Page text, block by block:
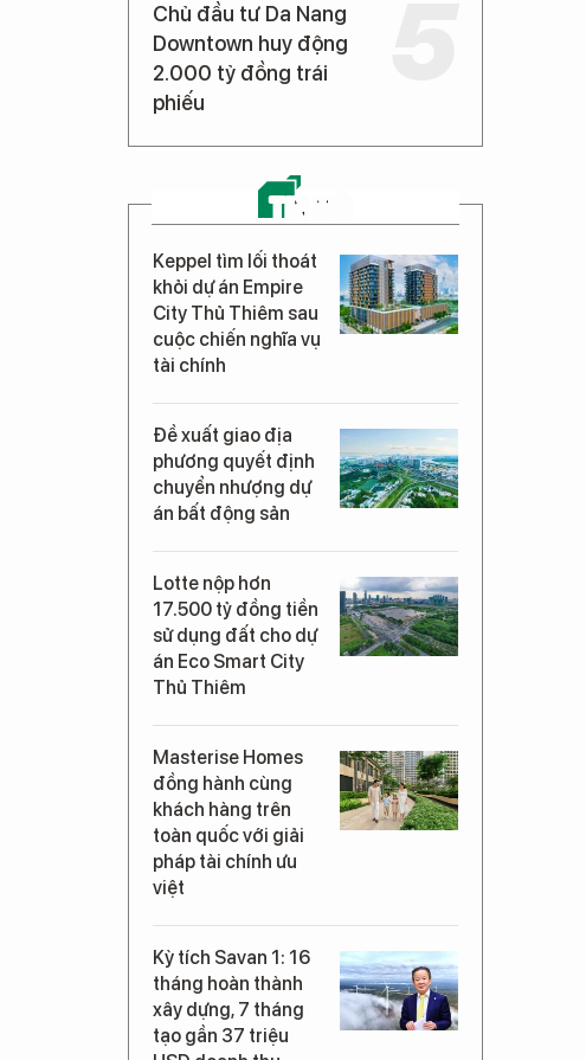
Chủ đầu tư Da Nang
Downtown huy động
2.000 tỷ đồng trái
phiếu
TIN MỚI
Keppel tìm lối thoát
khỏi dự án Empire
City Thủ Thiêm sau
cuộc chiến nghĩa vụ
tài chính
Đề xuất giao địa
phương quyết định
chuyển nhượng dự
án bất động sản
Lotte nộp hơn
17.500 tỷ đồng tiền
sử dụng đất cho dự
án Eco Smart City
Thủ Thiêm
Masterise Homes
đồng hành cùng
khách hàng trên
toàn quốc với giải
pháp tài chính ưu
việt
Kỳ tích Savan 1: 16
tháng hoàn thành
xây dựng, 7 tháng
tạo gần 37 triệu